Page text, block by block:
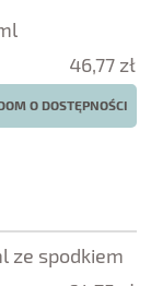
46,77 zł
O DOSTĘPNOŚCI
ze spodkiem